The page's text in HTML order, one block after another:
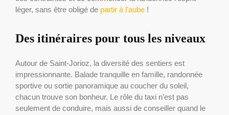
léger, sans être obligé de partir à l’aube !
Des itinéraires pour tous les niveaux
Autour de Saint-Jorioz, la diversité des sentiers est
impressionnante. Balade tranquille en famille, randonnée
sportive ou sortie panoramique au coucher du soleil,
chacun trouve son bonheur. Le rôle du taxi n’est pas
seulement de conduire, mais aussi de conseiller quand le